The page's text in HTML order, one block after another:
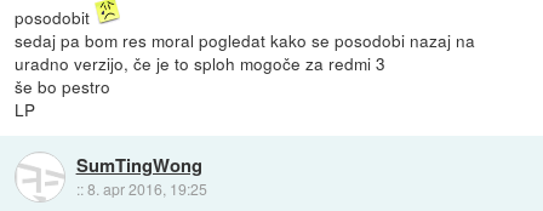
posodobit
sedaj pa bom res moral pogledat kako se posodobi nazaj na
uradno verzijo, če je to sploh mogoče za redmi 3
še bo pestro
LP
SumTingWong
::8. apr 2016, 19:25